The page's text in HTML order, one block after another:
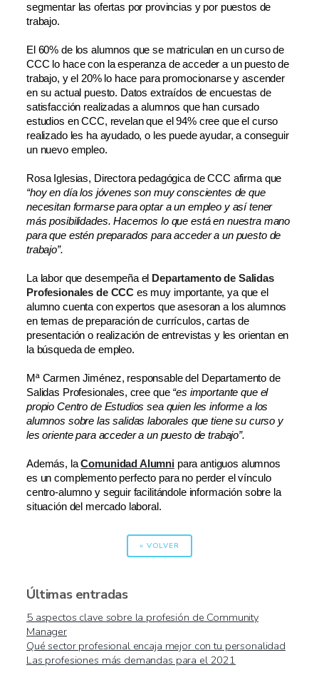
segmentar las ofertas por provincias y por puestos de
trabajo.
El 60% de los alumnos que se matriculan en un curso de
CCC lo hace con la esperanza de acceder a un puesto de
trabajo, y el 20% lo hace para promocionarse y ascender
en su actual puesto. Datos extraídos de encuestas de
satisfacción realizadas a alumnos que han cursado
estudios en CCC, revelan que el 94% cree que el curso
realizado les ha ayudado, o les puede ayudar, a conseguir
un nuevo empleo.
Rosa Iglesias, Directora pedagógica de CCC afirma que
“hoy en día los jóvenes son muy conscientes de que
necesitan formarse para optar a un empleo y así tener
más posibilidades. Hacemos lo que está en nuestra mano
para que estén preparados para acceder a un puesto de
trabajo”.
La labor que desempeña el Departamento de Salidas
Profesionales de CCC es muy importante, ya que el
alumno cuenta con expertos que asesoran a los alumnos
en temas de preparación de currículos, cartas de
presentación o realización de entrevistas y les orientan en
la búsqueda de empleo.
Mª Carmen Jiménez, responsable del Departamento de
Salidas Profesionales, cree que “es importante que el
propio Centro de Estudios sea quien les informe a los
alumnos sobre las salidas laborales que tiene su curso y
les oriente para acceder a un puesto de trabajo”.
Además, laComunidad Alumni para antiguos alumnos
es un complemento perfecto para no perder el vínculo
centro-alumno y seguir facilitándole información sobre la
situación del mercado laboral.
« VOLVER
Últimas entradas
5 aspectos clave sobre la profesión de Community
Manager
Qué sector profesional encaja mejor con tu personalidad
Las profesiones más demandas para el 2021